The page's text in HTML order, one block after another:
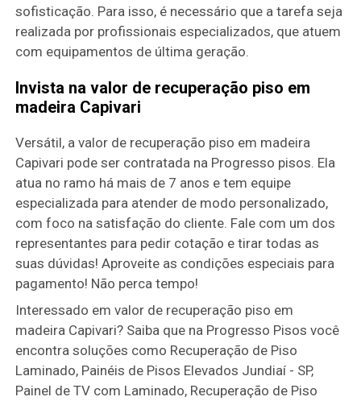
sofisticação. Para isso, é necessário que a tarefa seja
realizada por profissionais especializados, que atuem
com equipamentos de última geração.
Invista na valor de recuperação piso em
madeira Capivari
Versátil, a valor de recuperação piso em madeira
Capivari pode ser contratada na Progresso pisos. Ela
atua no ramo há mais de 7 anos e tem equipe
especializada para atender de modo personalizado,
com foco na satisfação do cliente. Fale com um dos
representantes para pedir cotação e tirar todas as
suas dúvidas! Aproveite as condições especiais para
pagamento! Não perca tempo!
Interessado em valor de recuperação piso em
madeira Capivari? Saiba que na Progresso Pisos você
encontra soluções como Recuperação de Piso
Laminado, Painéis de Pisos Elevados Jundiaí - SP,
Painel de TV com Laminado, Recuperação de Piso